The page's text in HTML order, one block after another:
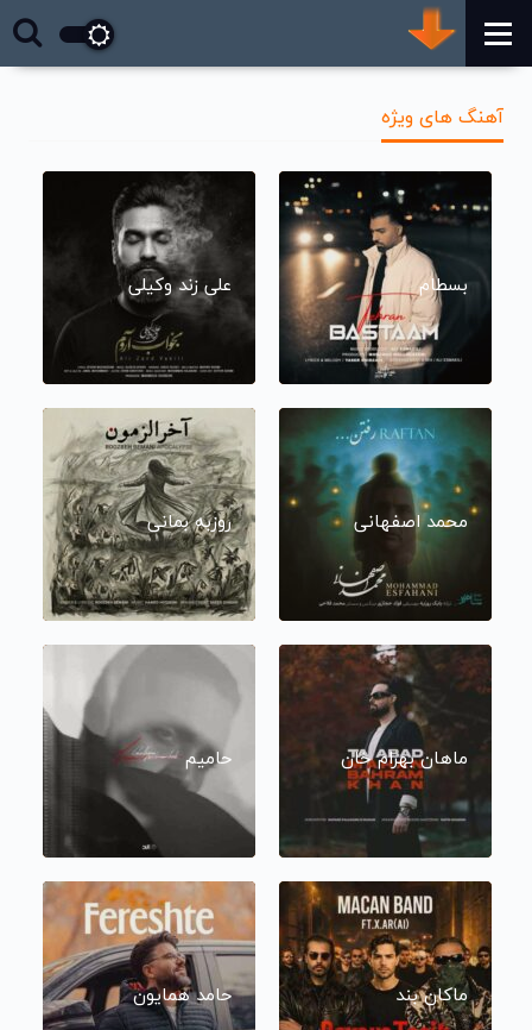
آهنگ های ویژه
بسطام علی زند وکیلی
محمد اصفهانی روزبه بمانی
ماهان بهرام خان حامیم
ماکان بند حامد همایون